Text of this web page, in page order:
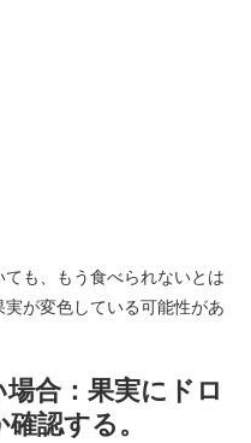
も、もう食べられないとは
が変色している可能性があ
合：果実にドロ
認する。